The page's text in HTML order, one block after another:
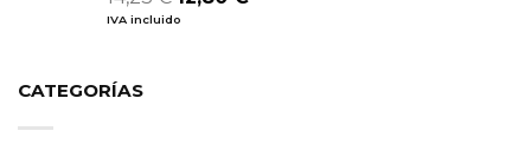
con
de 5
precio
IVA incluido
CATEGORÍAS